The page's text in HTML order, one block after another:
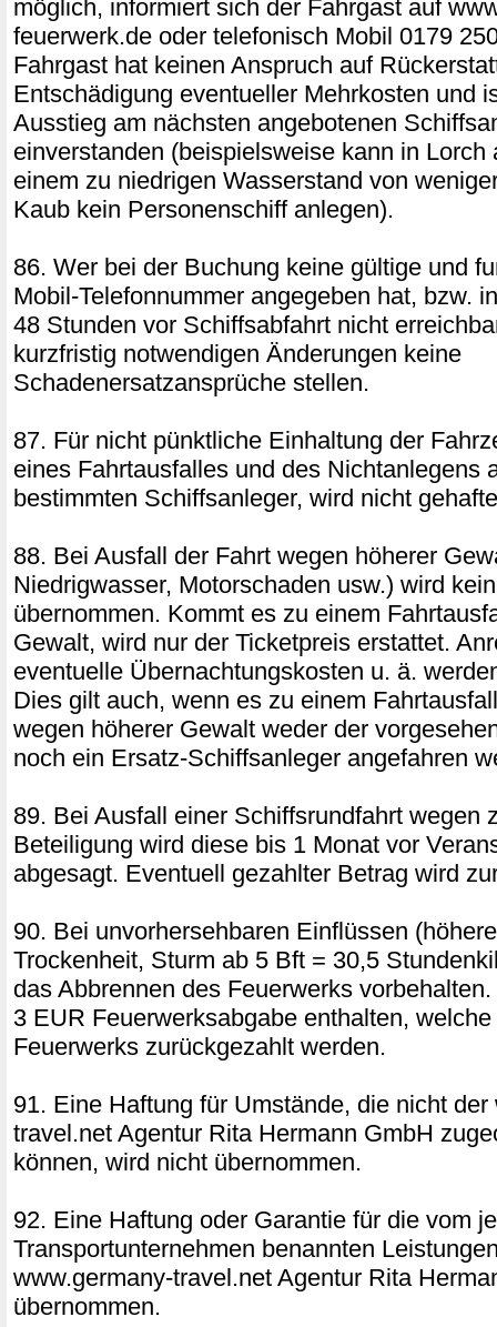
möglich, informiert sich der Fahrgast auf
feuerwerk.de oder telefonisch Mobil 0179
Fahrgast hat keinen Anspruch auf
Entschädigung eventueller Mehrkosten und
Ausstieg am nächsten angebotenen
einverstanden (beispielsweise kann in Lorch
einem zu niedrigen Wasserstand von
Kaub kein Personenschiff anlegen).
86. Wer bei der Buchung keine gültige und
Mobil-Telefonnummer angegeben hat, bzw.
48 Stunden vor Schiffsabfahrt nicht
kurzfristig notwendigen Änderungen keine
Schadenersatzansprüche stellen.
87. Für nicht pünktliche Einhaltung der
eines Fahrtausfalles und des Nichtanlegens
bestimmten Schiffsanleger, wird nicht
88. Bei Ausfall der Fahrt wegen höherer
Niedrigwasser, Motorschaden usw.) wird
übernommen. Kommt es zu einem
Gewalt, wird nur der Ticketpreis erstattet.
eventuelle Übernachtungskosten u. ä.
Dies gilt auch, wenn es zu einem
wegen höherer Gewalt weder der
noch ein Ersatz-Schiffsanleger angefahren
89. Bei Ausfall einer Schiffsrundfahrt wegen
Beteiligung wird diese bis 1 Monat vor
abgesagt. Eventuell gezahlter Betrag wird
90. Bei unvorhersehbaren Einflüssen
Trockenheit, Sturm ab 5 Bft = 30,5
das Abbrennen des Feuerwerks
3 EUR Feuerwerksabgabe enthalten,
Feuerwerks zurückgezahlt werden.
91. Eine Haftung für Umstände, die nicht der
travel.net Agentur Rita Hermann GmbH
können, wird nicht übernommen.
92. Eine Haftung oder Garantie für die vom
Transportunternehmen benannten
www.germany-travel.net Agentur Rita
übernommen.